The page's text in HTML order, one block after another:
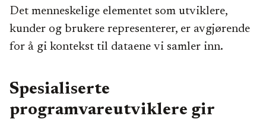
Det menneskelige elementet som utviklere,
kunder og brukere representerer, er avgjørende
for å gi kontekst til dataene vi samler inn.
Spesialiserte
programvareutviklere gir